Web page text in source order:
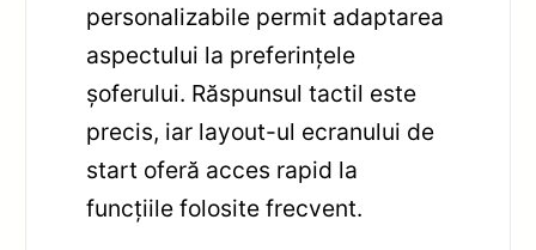
personalizabile permit adaptarea
aspectului la preferințele
șoferului. Răspunsul tactil este
precis, iar layout-ul ecranului de
start oferă acces rapid la
funcțiile folosite frecvent.